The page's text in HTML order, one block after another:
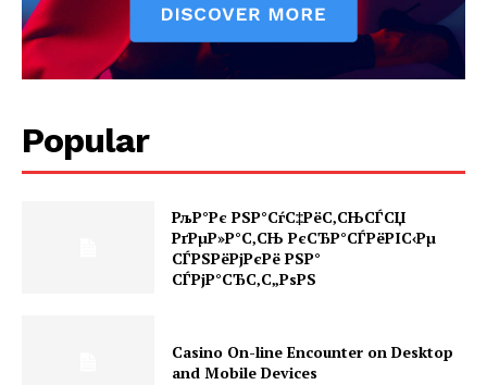
Popular
РљР°Рє РЅР°СѓС‡РёС‚СЊСЃСЏ
РґРµР»Р°С‚СЊ РєСЂР°СЃРёРІС‹Рµ
СЃРЅРёРјРєРё РЅР°
СЃРјР°СЂС‚С„РѕРЅ
Casino On-line Encounter on Desktop
and Mobile Devices